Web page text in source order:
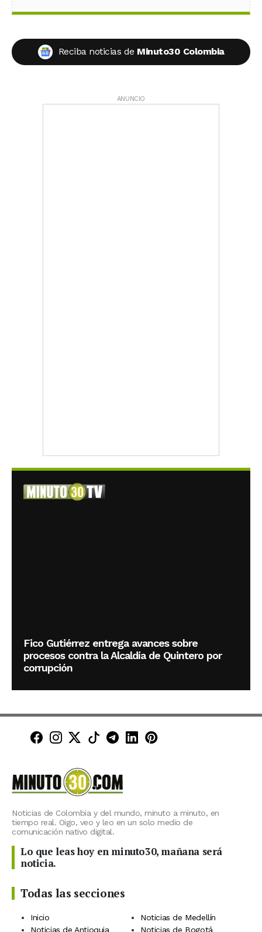
Reciba noticias de Minuto30 Colombia
ANUNCIO
Fico Gutiérrez entrega avances sobre
procesos contra la Alcaldía de Quintero por
corrupción
Minuto30 en Facebook
Minuto30 en Instagram
Minuto30 en X (Twitter)
Minuto30 en TikTok
Canal de Minuto30 en
Minuto30 en LinkedIn
Minuto30 en
Noticias de Colombia y del mundo, minuto a minuto, en
tiempo real. Oigo, veo y leo en un solo medio de
comunicación nativo digital.
Lo que leas hoy en minuto30, mañana será
noticia.
Todas las secciones
Inicio
Noticias de Medellín
Noticias de Antioquia
Noticias de Bogotá